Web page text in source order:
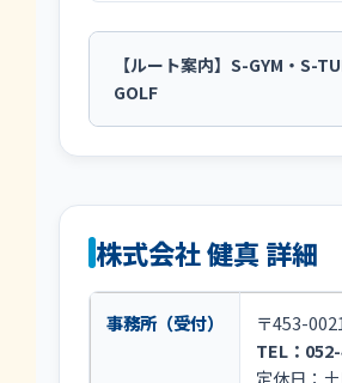
【ルート案内】S-GYM・S-
GOLF
株式会社 健真 詳細
事務所（受付）
〒453-
TEL：
定休日：土